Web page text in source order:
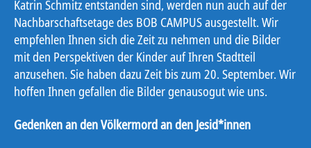
Katrin Schmitz entstanden sind, werden nun auch auf der
Nachbarschaftsetage des BOB CAMPUS ausgestellt. Wir
empfehlen Ihnen sich die Zeit zu nehmen und die Bilder
mit den Perspektiven der Kinder auf Ihren Stadtteil
anzusehen. Sie haben dazu Zeit bis zum 20. September. Wir
hoffen Ihnen gefallen die Bilder genausogut wie uns.
Gedenken an den Völkermord an den Jesid*innen